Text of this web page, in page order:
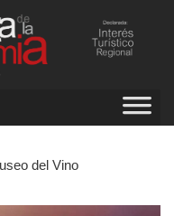
del Vino